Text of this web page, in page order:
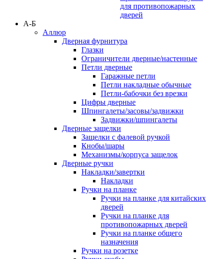
для противопожарных
дверей
А-Б
Аллюр
Дверная фурнитура
Глазки
Ограничители дверные/настенные
Петли дверные
Гаражные петли
Петли накладные обычные
Петли-бабочки без врезки
Цифры дверные
Шпингалеты/засовы/задвижки
Задвижки/шпингалеты
Дверные защелки
Защелки с фалевой ручкой
Кнобы/шары
Механизмы/корпуса защелок
Дверные ручки
Накладки/завертки
Накладки
Ручки на планке
Ручки на планке для китайских
дверей
Ручки на планке для
противопожарных дверей
Ручки на планке общего
назначения
Ручки на розетке